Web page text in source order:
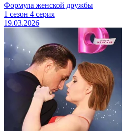
Формула женской дружбы
1 сезон 4 серия
19.03.2026